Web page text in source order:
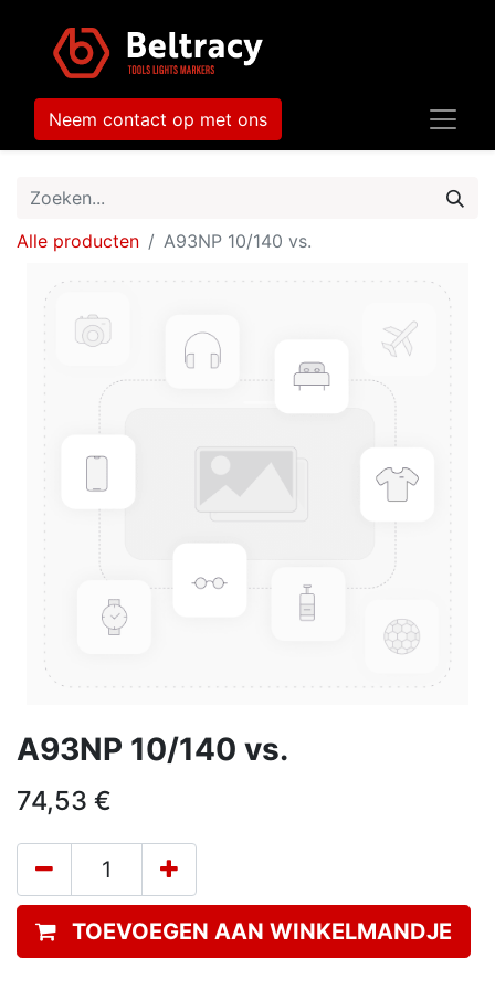
Neem contact op met ons
Alle producten A93NP 10/140 vs.
A93NP 10/140 vs.
74,53 €
TOEVOEGEN AAN WINKELMANDJE